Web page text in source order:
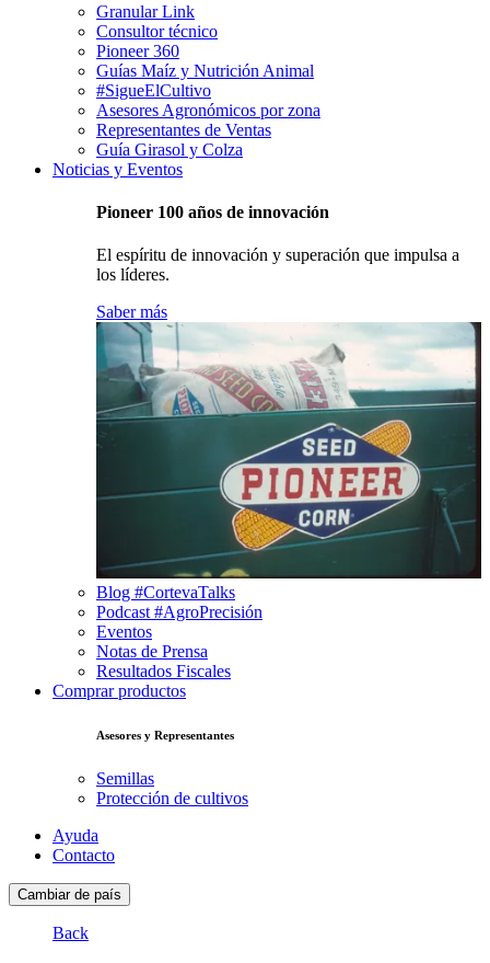
Granular Link
Consultor técnico
Pioneer 360
Guías Maíz y Nutrición Animal
#SigueElCultivo
Asesores Agronómicos por zona
Representantes de Ventas
Guía Girasol y Colza
Noticias y Eventos
Pioneer 100 años de innovación
El espíritu de innovación y superación que impulsa a
los líderes.
Saber más
Blog #CortevaTalks
Podcast #AgroPrecisión
Eventos
Notas de Prensa
Resultados Fiscales
Comprar productos
Asesores y Representantes
Semillas
Protección de cultivos
Ayuda
Contacto
Cambiar de país
Back